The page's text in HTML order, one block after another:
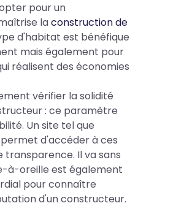
pour un
laconstruction de
d'habitat est bénéfique
mais également pour
réalisent des économies
vérifier la solidité
: ce paramètre
Un site tel que
d'accéder à ces
Il va sans
à-oreille est également
pour connaître
d'un constructeur.